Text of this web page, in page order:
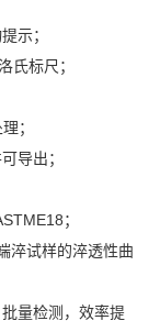
示；
氏标尺；
；
导出；
；
淬试样的淬透性曲
量检测，效率提